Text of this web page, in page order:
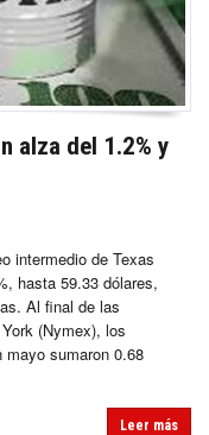
alza del 1.2% y
intermedio de Texas
hasta 59.33 dólares,
Al final de las
(Nymex), los
mayo sumaron 0.68
Leer más